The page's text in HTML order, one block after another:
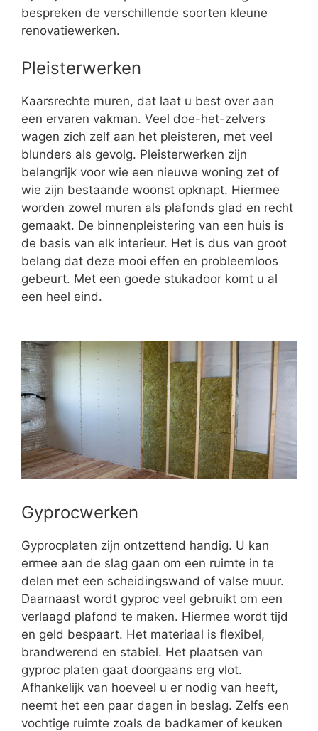
bespreken de verschillende soorten kleune
renovatiewerken.
Pleisterwerken
Kaarsrechte muren, dat laat u best over aan
een ervaren vakman. Veel doe-het-zelvers
wagen zich zelf aan het pleisteren, met veel
blunders als gevolg. Pleisterwerken zijn
belangrijk voor wie een nieuwe woning zet of
wie zijn bestaande woonst opknapt. Hiermee
worden zowel muren als plafonds glad en recht
gemaakt. De binnenpleistering van een huis is
de basis van elk interieur. Het is dus van groot
belang dat deze mooi effen en probleemloos
gebeurt. Met een goede stukadoor komt u al
een heel eind.
Gyprocwerken
Gyprocplaten zijn ontzettend handig. U kan
ermee aan de slag gaan om een ruimte in te
delen met een scheidingswand of valse muur.
Daarnaast wordt gyproc veel gebruikt om een
verlaagd plafond te maken. Hiermee wordt tijd
en geld bespaart. Het materiaal is flexibel,
brandwerend en stabiel. Het plaatsen van
gyproc platen gaat doorgaans erg vlot.
Afhankelijk van hoeveel u er nodig van heeft,
neemt het een paar dagen in beslag. Zelfs een
vochtige ruimte zoals de badkamer of keuken